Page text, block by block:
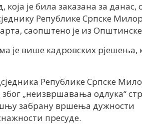
је била заказана за данас,
Републике Српске
саопштено је из
је више кадровских рјешења,
Републике Српске
„неизвршавања одлука“
забрану вршења дужности
пресуде.